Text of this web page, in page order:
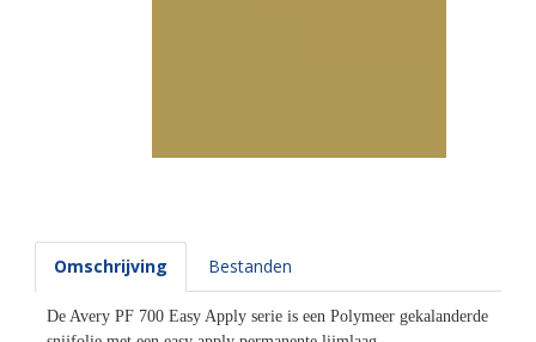
Omschrijving Bestanden
De Avery PF 700 Easy Apply serie is een Polymeer gekalanderde